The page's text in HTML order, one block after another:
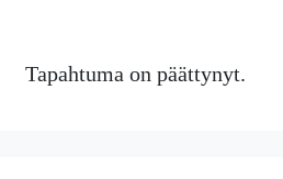
Tapahtuma on päättynyt.